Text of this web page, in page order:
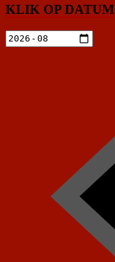
KLIK OP DATUM